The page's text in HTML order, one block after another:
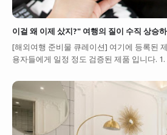
이걸 왜 이제 샀지?" 여행의 질이 수직 상승
[해외여행 준비물 큐레이션] 여기에 등록된
용자들에게 일정 정도 검증된 제품 입니다.